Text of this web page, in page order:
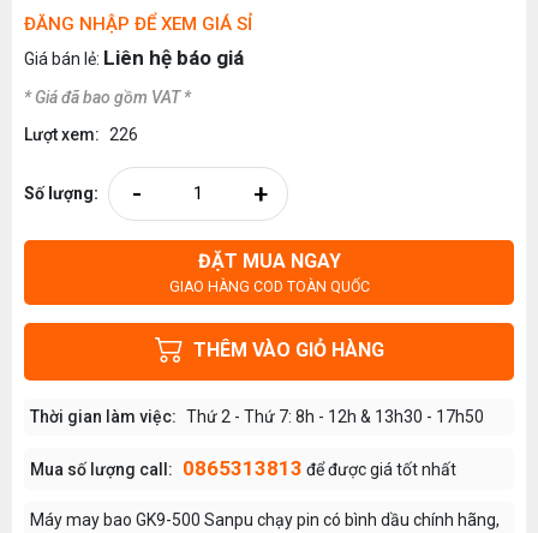
ĐĂNG NHẬP ĐỂ XEM GIÁ SỈ
Giá bán lẻ: Liên hệ báo giá
* Giá đã bao gồm VAT *
Lượt xem: 226
Số lượng: - +
ĐẶT MUA NGAY
GIAO HÀNG COD TOÀN QUỐC
THÊM VÀO GIỎ HÀNG
Thời gian làm việc: Thứ 2 - Thứ 7: 8h - 12h & 13h30 - 17h50
Mua số lượng call: 0865313813 để được giá tốt nhất
Máy may bao GK9-500 Sanpu chạy pin có bình dầu chính hãng,